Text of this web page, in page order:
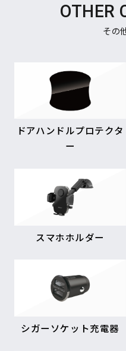
OTHER
その
ドアハンドルプロテクタ
ー
スマホホルダー
シガーソケット充電器